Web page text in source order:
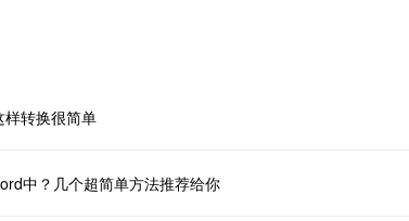
转换很简单
中？几个超简单方法推荐给你